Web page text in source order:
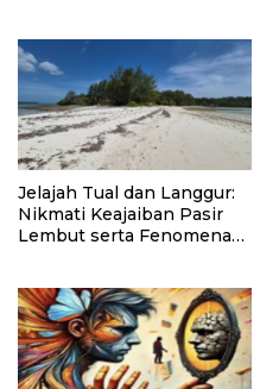
Jelajah Tual dan Langgur:
Nikmati Keajaiban Pasir
Lembut serta Fenomena